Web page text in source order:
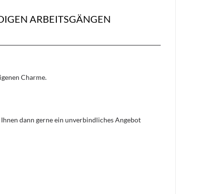
ARBEITSGÄNGEN
Charme.
dann gerne ein unverbindliches Angebot